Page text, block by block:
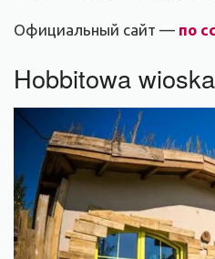
Официальный сайт — по
Hobbitowa wioska